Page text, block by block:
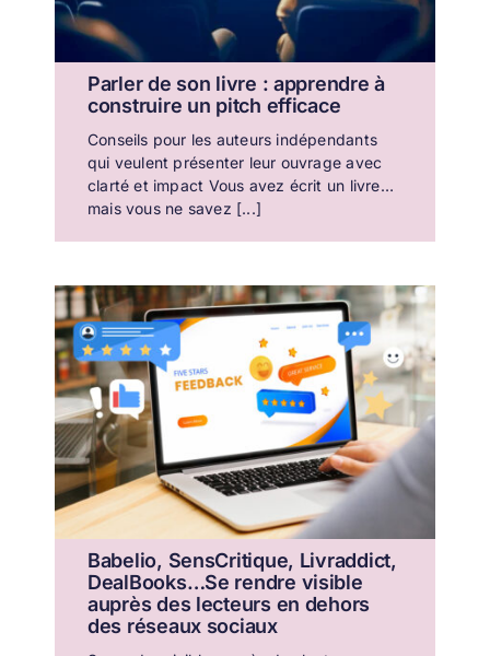
Parler de son livre : apprendre à
construire un pitch efficace
Conseils pour les auteurs indépendants
qui veulent présenter leur ouvrage avec
clarté et impact Vous avez écrit un livre…
mais vous ne savez [...]
Babelio, SensCritique, Livraddict,
DealBooks…Se rendre visible
auprès des lecteurs en dehors
des réseaux sociaux